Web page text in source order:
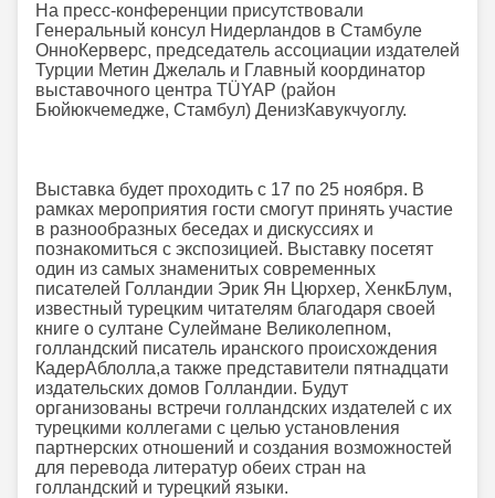
На пресс-конференции присутствовали
Генеральный консул Нидерландов в Стамбуле
ОнноКерверс, председатель ассоциации издателей
Турции Метин Джелаль и Главный координатор
выставочного центра TÜYAP (район
Бюйюкчемедже, Стамбул) ДенизКавукчуоглу.
Выставка будет проходить с 17 по 25 ноября. В
рамках мероприятия гости смогут принять участие
в разнообразных беседах и дискуссиях и
познакомиться с экспозицией. Выставку посетят
один из самых знаменитых современных
писателей Голландии Эрик Ян Цюрхер, ХенкБлум,
известный турецким читателям благодаря своей
книге о султане Сулеймане Великолепном,
голландский писатель иранского происхождения
КадерАблолла,а также представители пятнадцати
издательских домов Голландии. Будут
организованы встречи голландских издателей с их
турецкими коллегами с целью установления
партнерских отношений и создания возможностей
для перевода литератур обеих стран на
голландский и турецкий языки.